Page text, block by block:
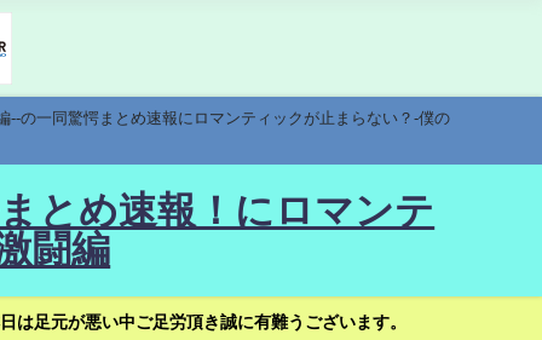
の一同驚愕まとめ速報にロマンティックが止まらない？-僕の
とめ速報！にロマンテ
闘編
足元が悪い中ご足労頂き誠に有難うございます。